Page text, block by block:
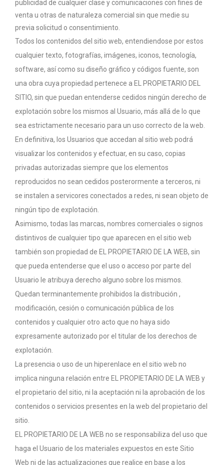
publicidad de cualquier clase y comunicaciones con fines de
venta u otras de naturaleza comercial sin que medie su
previa solicitud o consentimiento.
Todos los contenidos del sitio web, entendiendose por estos
cualquier texto, fotografías, imágenes, iconos, tecnología,
software, así como su diseño gráfico y códigos fuente, son
una obra cuya propiedad pertenece a EL PROPIETARIO DEL
SITIO, sin que puedan entenderse cedidos ningún derecho de
explotación sobre los mismos al Usuario, más allá de lo que
sea estrictamente necesario para un uso correcto de la web.
En definitiva, los Usuarios que accedan al sitio web podrá
visualizar los contenidos y efectuar, en su caso, copias
privadas autorizadas siempre que los elementos
reproducidos no sean cedidos posterormente a terceros, ni
se instalen a servicores conectados a redes, ni sean objeto de
ningún tipo de explotación.
Asimismo, todas las marcas, nombres comerciales o signos
distintivos de cualquier tipo que aparecen en el sitio web
también son propiedad de EL PROPIETARIO DE LA WEB, sin
que pueda entenderse que el uso o acceso por parte del
Usuario le atribuya derecho alguno sobre los mismos.
Quedan terminantemente prohibidos la distribución ,
modificación, cesión o comunicación pública de los
contenidos y cualquier otro acto que no haya sido
expresamente autorizado por el titular de los derechos de
explotación.
La presencia o uso de un hiperenlace en el sitio web no
implica ninguna relación entre EL PROPIETARIO DE LA WEB y
el propietario del sitio, ni la aceptación ni la aprobación de los
contenidos o servicios presentes en la web del propietario del
sitio.
EL PROPIETARIO DE LA WEB no se responsabiliza del uso que
haga el Usuario de los materiales expuestos en este Sitio
Web ni de las actualizaciones que realice en base a los